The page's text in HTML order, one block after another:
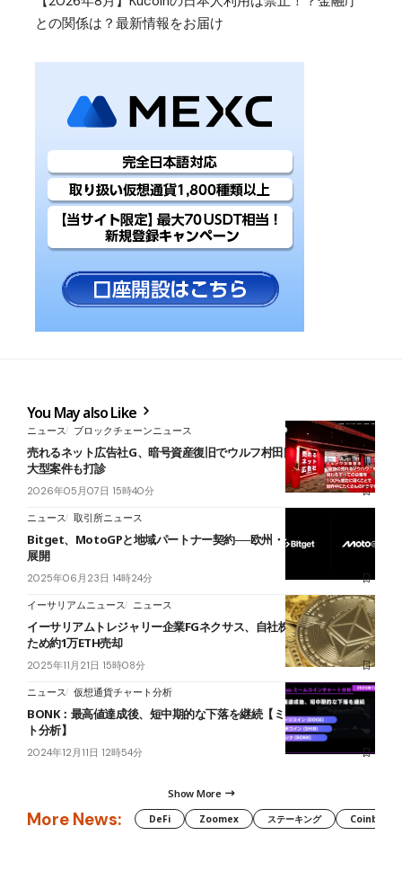
との関係は？最新情報をお届け
You May also Like
ニュース ブロックチェーンニュース
売れるネット広告社G、暗号資産復旧でウルフ村田氏と業務提携──
大型案件も打診
2026年05月07日 15時40分
ニュース 取引所ニュース
Bitget、MotoGPと地域パートナー契約──欧州・アジアGPで協業
展開
2025年06月23日 14時24分
イーサリアムニュース ニュース
イーサリアムトレジャリー企業FGネクサス、自社株買い資金確保の
ため約1万ETH売却
2025年11月21日 15時08分
ニュース 仮想通貨チャート分析
BONK：最高値達成後、短中期的な下落を継続【ミームコインチャー
ト分析】
2024年12月11日 12時54分
Show More
More News: DeFi Zoomex ステーキング Coinbase